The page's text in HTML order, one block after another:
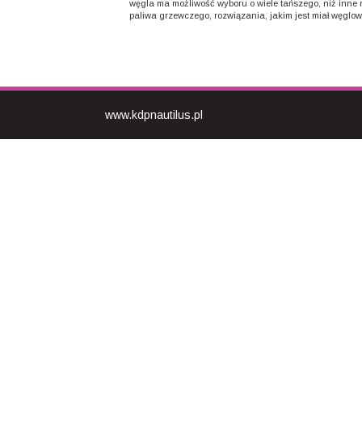
węgla ma możliwość wyboru o wiele tańszego, niż inne
paliwa grzewczego, rozwiązania, jakim jest miał
www.kdpnautilus.pl